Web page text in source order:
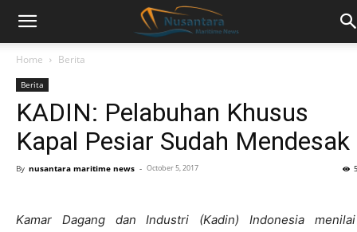
Home Berita
Berita
KADIN: Pelabuhan Khusus
Kapal Pesiar Sudah Mendesak
By nusantara maritime news - October 5, 2017
Kamar Dagang dan Industri (Kadin) Indonesia menilai